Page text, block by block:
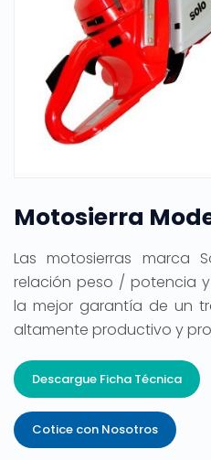
Motosierra
Las motosierras marca
relación peso / potencia
la mejor garantía de un
altamente productivo y
Descargue Ficha Técnica
Cotice con Nosotros